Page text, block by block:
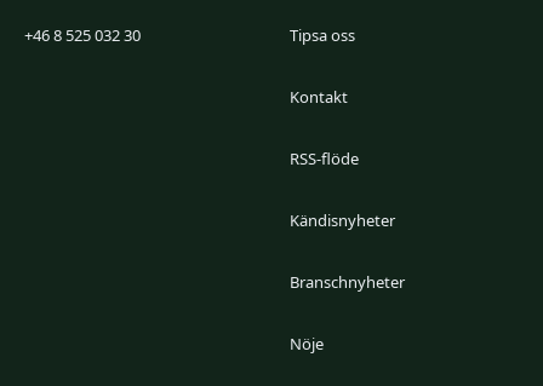
+46 8 525 032 30 Tipsa oss
Kontakt
RSS-flöde
Kändisnyheter
Branschnyheter
Nöje